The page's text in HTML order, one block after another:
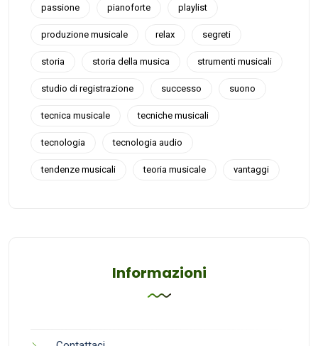
passione pianoforte playlist
produzione musicale relax segreti
storia storia della musica strumenti musicali
studio di registrazione successo suono
tecnica musicale tecniche musicali
tecnologia tecnologia audio
tendenze musicali teoria musicale vantaggi
Informazioni